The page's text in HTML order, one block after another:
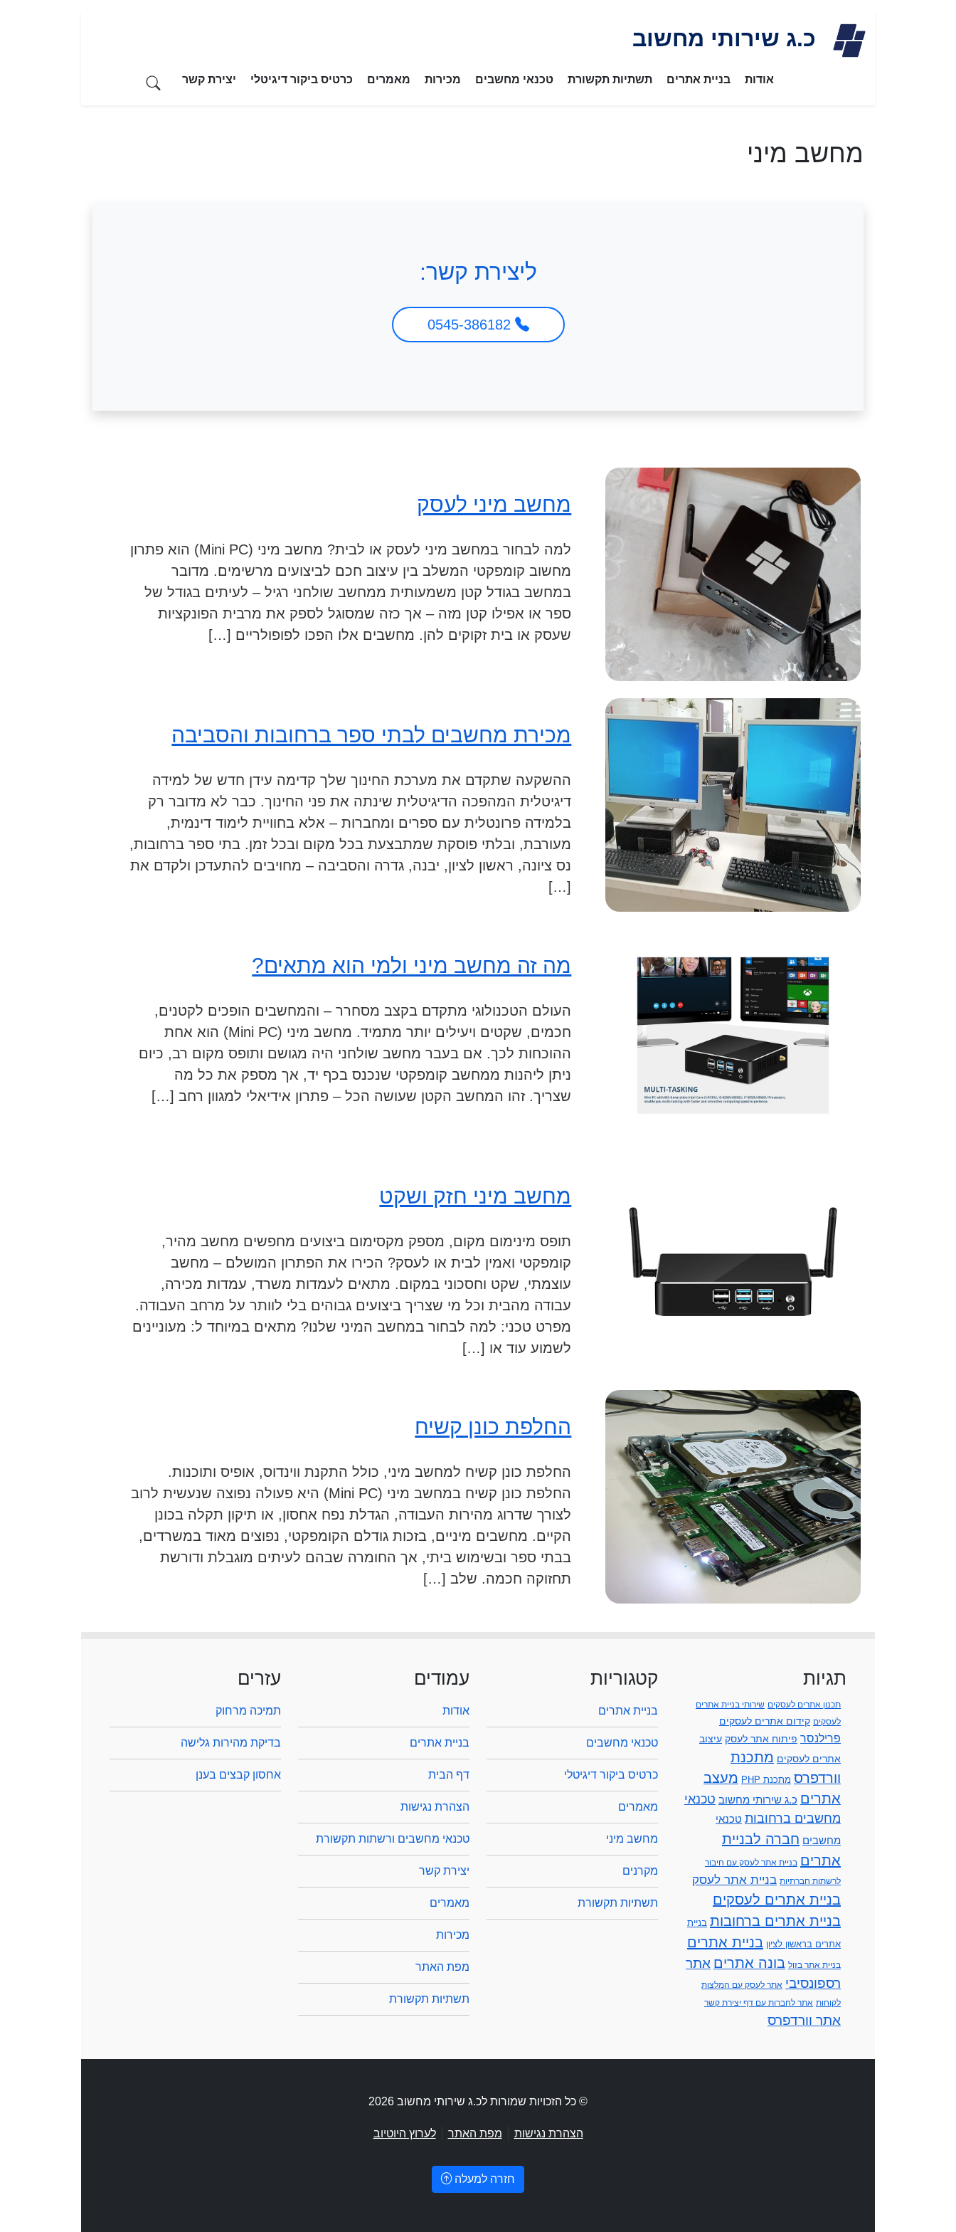
content
כ.ג שירותי מחשוב
אודות בניית אתרים תשתיות תקשורת טכנאי מחשבים מכירות מאמרים כרטיס ביקור דיגיטלי יצירת קשר
מחשב מיני
ליצירת קשר:
מחשב מיני לעסק
למה לבחור במחשב מיני לעסק או לבית? מחשב מיני (Mini PC) הוא פתרון
מחשוב קומפקטי המשלב בין עיצוב חכם לביצועים מרשימים. מדובר
במחשב בגודל קטן משמעותית ממחשב שולחני רגיל – לעיתים בגודל של
ספר או אפילו קטן מזה – אך כזה שמסוגל לספק את מרבית הפונקציות
שעסק או בית זקוקים להן. מחשבים אלו הפכו לפופולריים […]
מכירת מחשבים לבתי ספר ברחובות והסביבה
ההשקעה שתקדם את מערכת החינוך שלך קדימה עידן חדש של למידה
דיגיטלית המהפכה הדיגיטלית שינתה את פני החינוך. כבר לא מדובר רק
בלמידה פרונטלית עם ספרים ומחברות – אלא בחוויית לימוד דינמית,
מעורבת, ובלתי פוסקת שמתבצעת בכל מקום ובכל זמן. בתי ספר ברחובות,
נס ציונה, ראשון לציון, יבנה, גדרה והסביבה – מחויבים להתעדכן ולקדם את
[…]
מה זה מחשב מיני ולמי הוא מתאים?
העולם הטכנולוגי מתקדם בקצב מסחרר – והמחשבים הופכים לקטנים,
חכמים, שקטים ויעילים יותר מתמיד. מחשב מיני (Mini PC) הוא אחת
ההוכחות לכך. אם בעבר מחשב שולחני היה מגושם ותופס מקום רב, כיום
ניתן ליהנות ממחשב קומפקטי שנכנס בכף יד, אך מספק את כל מה
שצריך. זהו המחשב הקטן שעושה הכל – פתרון אידיאלי למגוון רחב […]
מחשב מיני חזק ושקט
תופס מינימום מקום, מספק מקסימום ביצועים מחפשים מחשב מהיר,
קומפקטי ואמין לבית או לעסק? הכירו את הפתרון המושלם – מחשב
עוצמתי, שקט וחסכוני במקום. מתאים לעמדות משרד, עמדות מכירה,
עבודה מהבית וכל מי שצריך ביצועים גבוהים בלי לוותר על מרחב העבודה.
מפרט טכני: למה לבחור במחשב המיני שלנו? מתאים במיוחד ל: מעוניינים
לשמוע עוד או […]
החלפת כונן קשיח
החלפת כונן קשיח למחשב מיני, כולל התקנת ווינדוס, אופיס ותוכנות.
החלפת כונן קשיח במחשב מיני (Mini PC) היא פעולה נפוצה שנעשית לרוב
לצורך שדרוג מהירות העבודה, הגדלת נפח אחסון, או תיקון תקלה בכונן
הקיים. מחשבים מיניים, בזכות גודלם הקומפקטי, נפוצים מאוד במשרדים,
בבתי ספר ובשימוש ביתי, אך החומרה שבהם לעיתים מוגבלת ודורשת
תחזוקה חכמה. שלב […]
תגיות
תכנון אתרים לעסקים שירותי בניית אתרים
לעסקים קידום אתרים לעסקים
פרילנסר פיתוח אתר לעסק עיצוב
אתרים לעסקים מתכנת
וורדפרס מתכנת PHP
מעצב
אתרים כ.ג שירותי מחשוב טכנאי
מחשבים ברחובות טכנאי
מחשבים חברה לבניית
אתרים בניית אתר לעסק עם חיבור
לרשתות חברתיות בניית אתר לעסק
בניית אתרים לעסקים
בניית אתרים ברחובות בניית
אתרים בראשון לציון בניית אתרים
בניית אתר בזול בונה אתרים אתר
רספונסיבי אתר לעסק עם המלצות
לקוחות אתר לחברות עם דף יצירת קשר
אתר וורדפרס
קטגוריות
בניית אתרים
טכנאי מחשבים
כרטיס ביקור דיגיטלי
מאמרים
מחשב מיני
מקרנים
תשתיות תקשורת
עמודים
אודות
בניית אתרים
דף הבית
הצהרת נגישות
טכנאי מחשבים ורשתות תקשורת
יצירת קשר
מאמרים
מכירות
מפת האתר
תשתיות תקשורת
עזרים
תמיכה מרחוק
בדיקת מהירות גלישה
אחסון קבצים בענן
© כל הזכויות שמורות לכ.ג שירותי מחשוב 2026
הצהרת נגישות מפת האתר |לערוץ היוטיוב
חזרה למעלה